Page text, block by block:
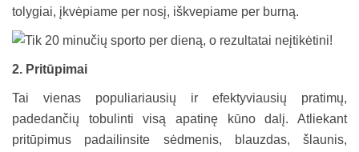
tolygiai, įkvėpiame per nosį, iškvepiame per burną.
2. Pritūpimai
Tai vienas populiariausių ir efektyviausių pratimų,
padedančių tobulinti visą apatinę kūno dalį. Atliekant
pritūpimus padailinsite sėdmenis, blauzdas, šlaunis,